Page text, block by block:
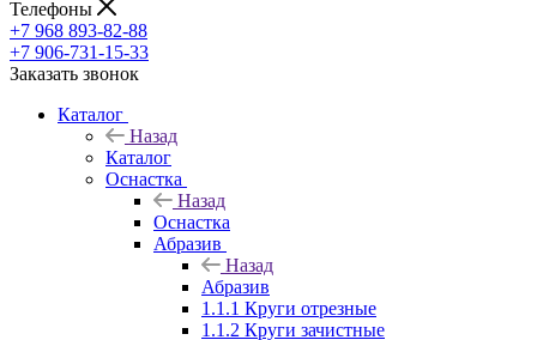
Телефоны
+7 968 893-82-88
+7 906-731-15-33
Заказать звонок
Каталог
Назад
Каталог
Оснастка
Назад
Оснастка
Абразив
Назад
Абразив
1.1.1 Круги отрезные
1.1.2 Круги зачистные